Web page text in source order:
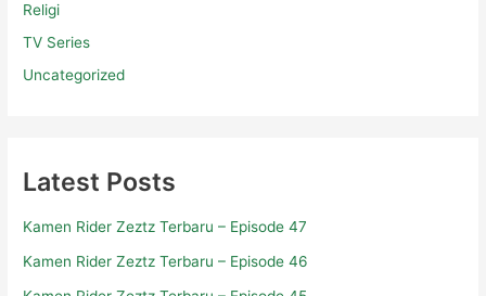
TV Series
Uncategorized
Kamen Rider Zeztz Terbaru – Episode 46
Kamen Rider Zeztz Terbaru – Episode 45